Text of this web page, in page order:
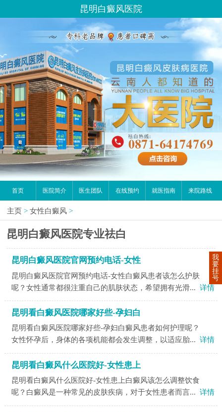
昆明白癜风医院
首页 医院简介 医生团队 在线预约 就医指南 来院路线
主页 > 女性白癜风 >
昆明白癜风医院专业祛白
昆明白癜风医院官网预约电话-女性
昆明白癜风医院官网预约电话-女性白癜风患者该怎么护肤
呢？女性通常都很注重自己的肌肤状态，希望拥有光滑... 详情
昆明看白癜风医院哪家好些-孕妇白
昆明看白癜风医院哪家好些-孕妇白癜风患者如何护理呢？
女性怀孕后，身体的各项机能都会发生调整，以适应胎... 详情
昆明看白癜风什么医院好-女性患上
昆明看白癜风什么医院好-女性患上白癜风该怎么调整饮食
呢？白癜风是一种常见的皮肤疾病，对于女性患者而言... 详情
我
要
挂
号